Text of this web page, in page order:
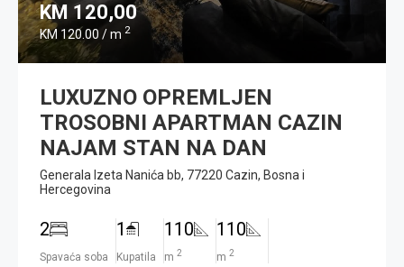
KM 120,00
KM 120.00 / m 2
LUXUZNO OPREMLJEN
TROSOBNI APARTMAN CAZIN
NAJAM STAN NA DAN
Generala Izeta Nanića bb, 77220 Cazin, Bosna i
Hercegovina
2
Spavaća soba
1
Kupatila
110
m 2
110
m 2